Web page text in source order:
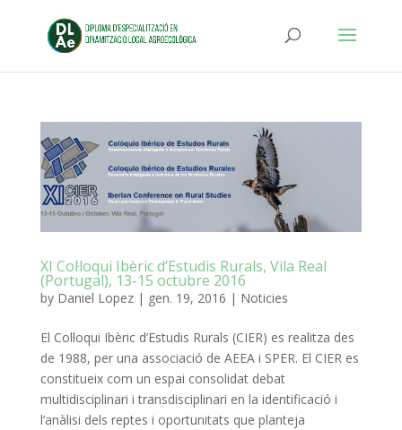
XI Col·loqui Ibèric d’Estudis Rurals, Vila Real
(Portugal), 13-15 octubre 2016
by Daniel Lopez| gen. 19, 2016 | Noticies
El Col·loqui Ibèric d’Estudis Rurals (CIER) es realitza des
de 1988, per una associació de AEEA i SPER. El CIER es
constitueix com un espai consolidat debat
multidisciplinari i transdisciplinari en la identificació i
l’anàlisi dels reptes i oportunitats que planteja